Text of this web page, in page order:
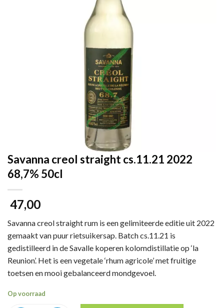
Savanna creol straight cs.11.21 2022
68,7% 50cl
47,00
Savanna creol straight rum is een gelimiteerde editie uit 2022
gemaakt van puur rietsuikersap. Batch cs.11.21 is
gedistilleerd in de Savalle koperen kolomdistillatie op ‘la
Reunion’. Het is een vegetale ‘rhum agricole’ met fruitige
toetsen en mooi gebalanceerd mondgevoel.
Op voorraad